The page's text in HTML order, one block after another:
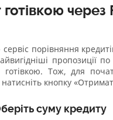
через
порівняння
пропозиції
Тож, для
натисніть кнопку
суму кредиту